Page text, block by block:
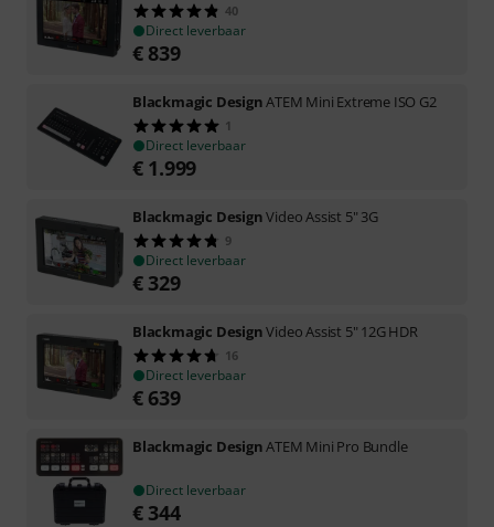
40
Direct leverbaar
€ 839
Blackmagic DesignATEM Mini Extreme ISO G2
1
Direct leverbaar
€ 1.999
Blackmagic DesignVideo Assist 5" 3G
9
Direct leverbaar
€ 329
Blackmagic DesignVideo Assist 5" 12G HDR
16
Direct leverbaar
€ 639
Blackmagic DesignATEM Mini Pro Bundle
Direct leverbaar
€ 344